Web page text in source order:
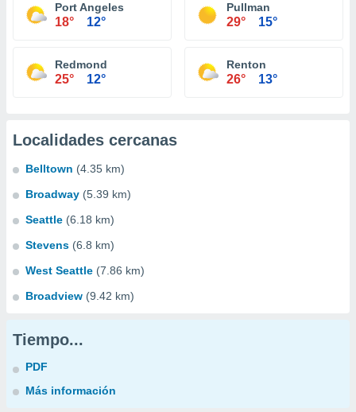
Port Angeles
18° 12°
Pullman
29° 15°
Redmond
25° 12°
Renton
26° 13°
Localidades cercanas
Belltown (4.35 km)
Broadway (5.39 km)
Seattle (6.18 km)
Stevens (6.8 km)
West Seattle (7.86 km)
Broadview (9.42 km)
Tiempo...
PDF
Más información